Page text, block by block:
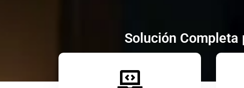
Solución Completa